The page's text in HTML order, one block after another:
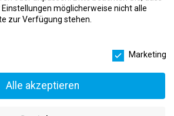
neuer und innovativer
für unsere Gäste.
mit Menschen.
zur Zusammenarbeit in einem bunten
Team.
möglicherweise nicht alle
zur Verfügung stehen.
Marketing
Alle akzeptieren